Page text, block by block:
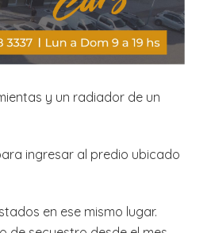
y un radiador de un
ingresar al predio ubicado
en ese mismo lugar.